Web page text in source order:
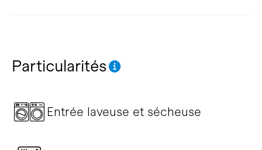
Particularités
Entrée laveuse et sécheuse